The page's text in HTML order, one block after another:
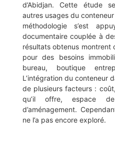
d’Abidjan. Cette étude
autres usages du
méthodologie s’est
documentaire couplée à
résultats obtenus montrent
pour des besoins
bureau, boutique
L’intégration du conteneur
de plusieurs facteurs :
qu’il offre, espace
d’aménagement.
ne l’a pas encore exploré.